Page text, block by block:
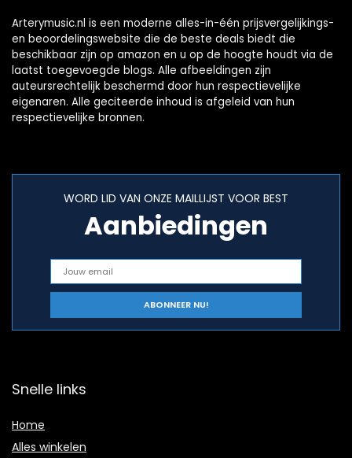
Arterymusic.nl is een moderne alles-in-één prijsvergelijkings-
en beoordelingswebsite die de beste deals biedt die
beschikbaar zijn op amazon en u op de hoogte houdt via de
laatst toegevoegde blogs. Alle afbeeldingen zijn
auteursrechtelijk beschermd door hun respectievelijke
eigenaren. Alle geciteerde inhoud is afgeleid van hun
respectievelijke bronnen.
WORD LID VAN ONZE MAILLIJST VOOR BEST
Aanbiedingen
Snelle links
Home
Alles winkelen